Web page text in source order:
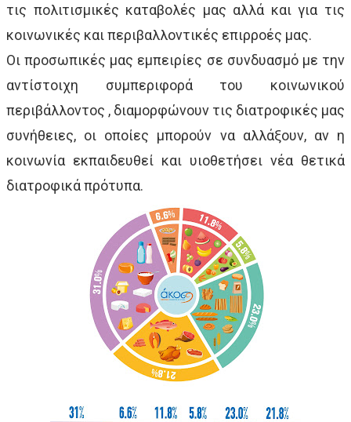
τις πολιτισμικές καταβολές μας αλλά και για τις
κοινωνικές και περιβαλλοντικές επιρροές μας.
Οι προσωπικές μας εμπειρίες σε συνδυασμό με την
αντίστοιχη συμπεριφορά του κοινωνικού
περιβάλλοντος , διαμορφώνουν τις διατροφικές μας
συνήθειες, οι οποίες μπορούν να αλλάξουν, αν η
κοινωνία εκπαιδευθεί και υιοθετήσει νέα θετικά
διατροφικά πρότυπα.